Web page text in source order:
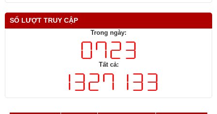
SỐ LƯỢT TRUY CẬP
Trong ngày:
Tất cả: